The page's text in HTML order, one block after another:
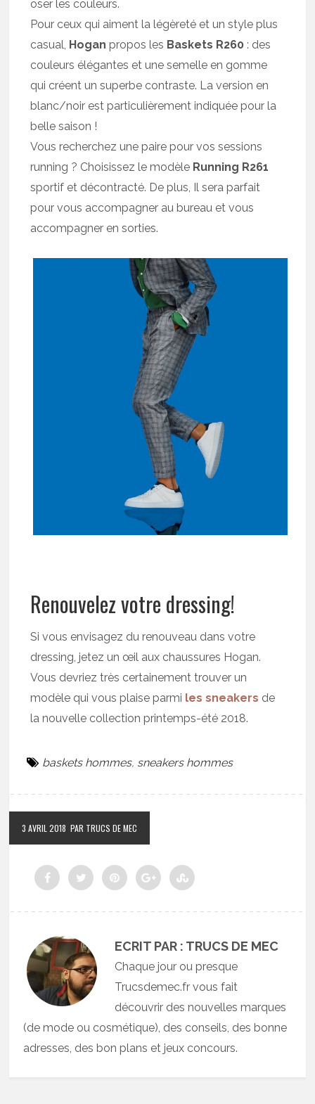
oser les couleurs.
Pour ceux qui aiment la légèreté et un style plus
casual, Hogan propos les Baskets R260 : des
couleurs élégantes et une semelle en gomme
qui créent un superbe contraste. La version en
blanc/noir est particulièrement indiquée pour la
belle saison !
Vous recherchez une paire pour vos sessions
running ? Choisissez le modèle Running R261
sportif et décontracté. De plus, Il sera parfait
pour vous accompagner au bureau et vous
accompagner en sorties.
Renouvelez votre dressing!
Si vous envisagez du renouveau dans votre
dressing, jetez un œil aux chaussures Hogan.
Vous devriez très certainement trouver un
modèle qui vous plaise parmi les sneakers de
la nouvelle collection printemps-été 2018.
baskets hommes, sneakers hommes
3 AVRIL 2018 PAR TRUCS DE MEC
ECRIT PAR : TRUCS DE MEC
Chaque jour ou presque
Trucsdemec.fr vous fait
découvrir des nouvelles marques
(de mode ou cosmétique), des conseils, des bonne
adresses, des bon plans et jeux concours.